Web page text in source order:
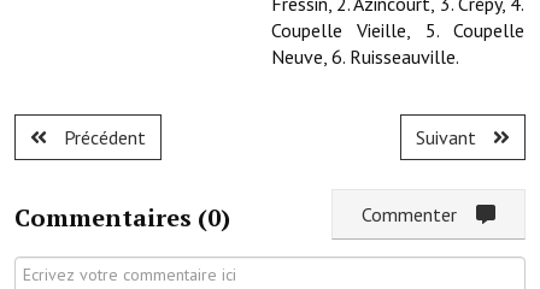
Le bulletin municipal : Fressinfo & Le Fressinois
Le village dans l'intercommunalité
Communauté de communes
Autres groupements
Les réseaux partenaires
Coupelle Vieille, 5. Coupelle
Neuve, 6. Ruisseauville.
Précédent Suivant
Commentaires (0)